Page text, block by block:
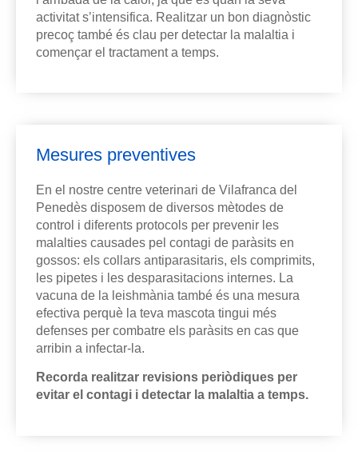
activitat s’intensifica. Realitzar un bon diagnòstic
precoç també és clau per detectar la malaltia i
començar el tractament a temps.
Mesures preventives
En el nostre centre veterinari de Vilafranca del
Penedès disposem de diversos mètodes de
control i diferents protocols per prevenir les
malalties causades pel contagi de paràsits en
gossos: els collars antiparasitaris, els comprimits,
les pipetes i les desparasitacions internes. La
vacuna de la leishmània també és una mesura
efectiva perquè la teva mascota tingui més
defenses per combatre els paràsits en cas que
arribin a infectar-la.
Recorda realitzar revisions periòdiques per
evitar el contagi i detectar la malaltia a temps.